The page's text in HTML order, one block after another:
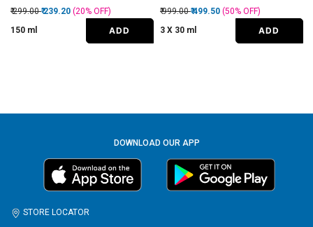
Price reduced from
₹ 299.00to
₹ 239.20 (20% OFF)
150 ml
ADD
Price reduced from
₹ 999.00to
₹ 499.50 (50% OFF)
3 X 30 ml
ADD
DOWNLOAD OUR APP
STORE LOCATOR